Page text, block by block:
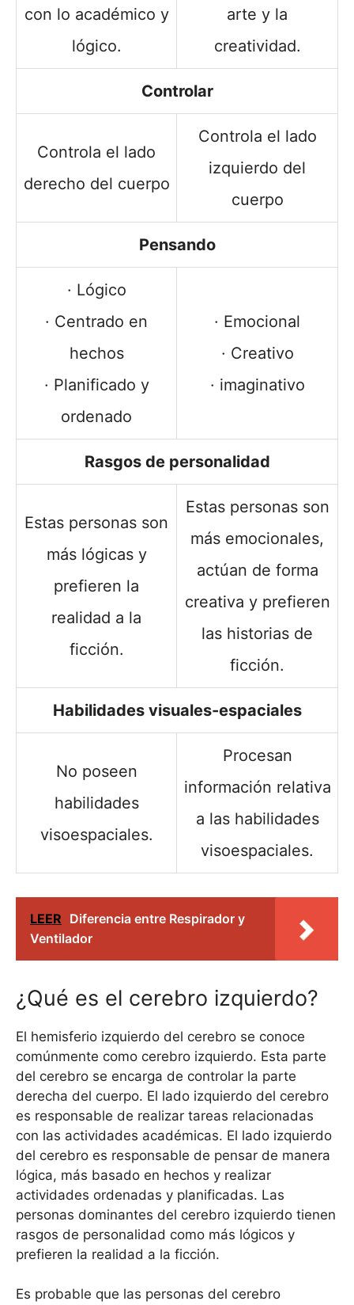
con lo académico y
lógico.
arte y la
creatividad.
Controlar
Controla el lado
derecho del cuerpo
Controla el lado
izquierdo del
cuerpo
Pensando
· Lógico
· Centrado en
hechos
· Planificado y
ordenado
· Emocional
· Creativo
· imaginativo
Rasgos de personalidad
Estas personas son
más lógicas y
prefieren la
realidad a la
ficción.
Estas personas son
más emocionales,
actúan de forma
creativa y prefieren
las historias de
ficción.
Habilidades visuales-espaciales
No poseen
habilidades
visoespaciales.
Procesan
información relativa
a las habilidades
visoespaciales.
LEER Diferencia entre Respirador y
Ventilador
¿Qué es el cerebro izquierdo?
El hemisferio izquierdo del cerebro se conoce
comúnmente como cerebro izquierdo. Esta parte
del cerebro se encarga de controlar la parte
derecha del cuerpo. El lado izquierdo del cerebro
es responsable de realizar tareas relacionadas
con las actividades académicas. El lado izquierdo
del cerebro es responsable de pensar de manera
lógica, más basado en hechos y realizar
actividades ordenadas y planificadas. Las
personas dominantes del cerebro izquierdo tienen
rasgos de personalidad como más lógicos y
prefieren la realidad a la ficción.
Es probable que las personas del cerebro